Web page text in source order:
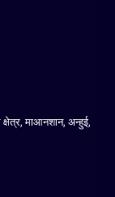
माआनशान, अन्हुई,